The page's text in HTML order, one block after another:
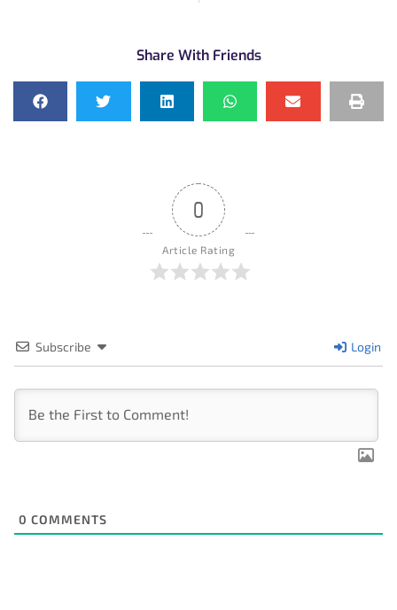
Share With Friends
0
Article Rating
Subscribe Login
0 COMMENTS